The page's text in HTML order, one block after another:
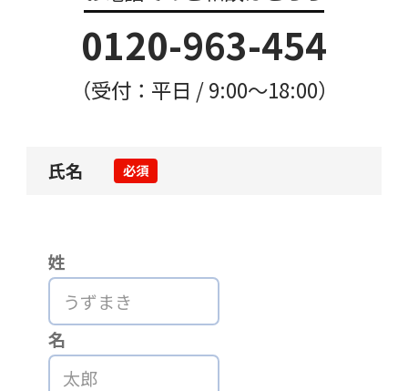
0120-963-454
（受付：平日 / 9:00〜18:00）
氏名 必須
姓
名